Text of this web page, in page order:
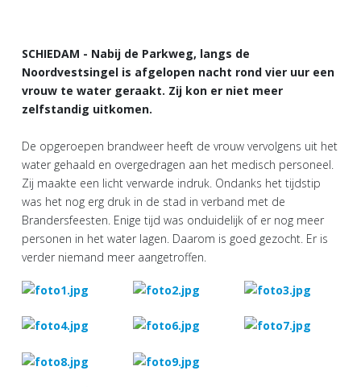
SCHIEDAM - Nabij de Parkweg, langs de
Noordvestsingel is afgelopen nacht rond vier uur een
vrouw te water geraakt. Zij kon er niet meer
zelfstandig uitkomen.
De opgeroepen brandweer heeft de vrouw vervolgens uit het
water gehaald en overgedragen aan het medisch personeel.
Zij maakte een licht verwarde indruk. Ondanks het tijdstip
was het nog erg druk in de stad in verband met de
Brandersfeesten. Enige tijd was onduidelijk of er nog meer
personen in het water lagen. Daarom is goed gezocht. Er is
verder niemand meer aangetroffen.